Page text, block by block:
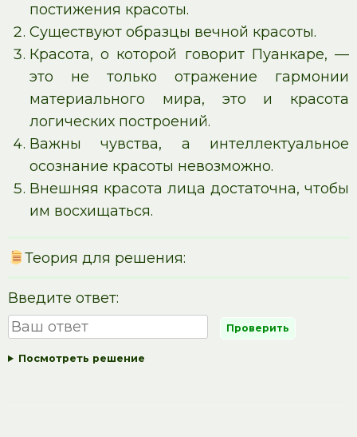
постижения красоты.
Существуют образцы вечной красоты.
Красота, о которой говорит Пуанкаре, —
это не только отражение гармонии
материального мира, это и красота
логических построений.
Важны чувства, а интеллектуальное
осознание красоты невозможно.
Внешняя красота лица достаточна, чтобы
им восхищаться.
Теория для решения:
Введите ответ:
Посмотреть решение